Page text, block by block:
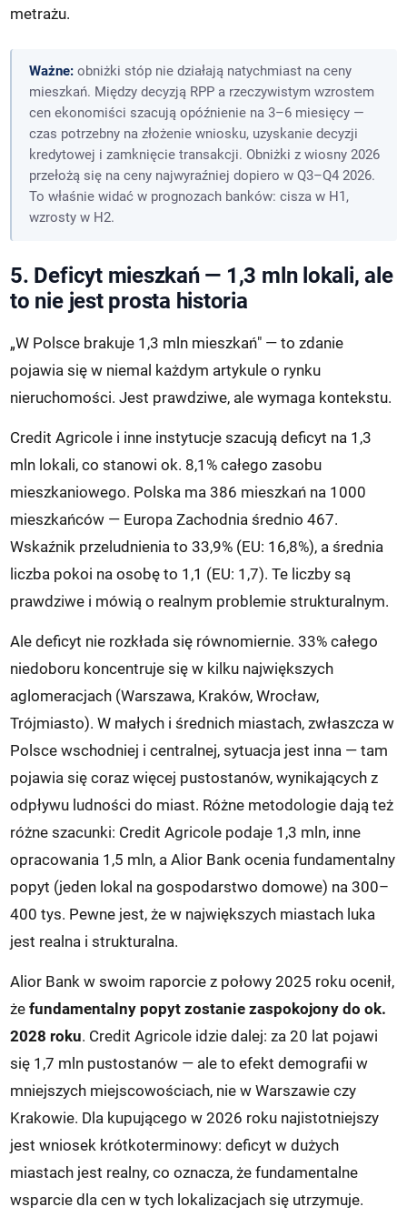
metrażu.
Ważne:obniżki stóp nie działają natychmiast na ceny
mieszkań. Między decyzją RPP a rzeczywistym wzrostem
cen ekonomiści szacują opóźnienie na 3–6 miesięcy —
czas potrzebny na złożenie wniosku, uzyskanie decyzji
kredytowej i zamknięcie transakcji. Obniżki z wiosny 2026
przełożą się na ceny najwyraźniej dopiero w Q3–Q4 2026.
To właśnie widać w prognozach banków: cisza w H1,
wzrosty w H2.
5. Deficyt mieszkań — 1,3 mln lokali, ale
to nie jest prosta historia
„W Polsce brakuje 1,3 mln mieszkań" — to zdanie
pojawia się w niemal każdym artykule o rynku
nieruchomości. Jest prawdziwe, ale wymaga kontekstu.
Credit Agricole i inne instytucje szacują deficyt na 1,3
mln lokali, co stanowi ok. 8,1% całego zasobu
mieszkaniowego. Polska ma 386 mieszkań na 1000
mieszkańców — Europa Zachodnia średnio 467.
Wskaźnik przeludnienia to 33,9% (EU: 16,8%), a średnia
liczba pokoi na osobę to 1,1 (EU: 1,7). Te liczby są
prawdziwe i mówią o realnym problemie strukturalnym.
Ale deficyt nie rozkłada się równomiernie. 33% całego
niedoboru koncentruje się w kilku największych
aglomeracjach (Warszawa, Kraków, Wrocław,
Trójmiasto). W małych i średnich miastach, zwłaszcza w
Polsce wschodniej i centralnej, sytuacja jest inna — tam
pojawia się coraz więcej pustostanów, wynikających z
odpływu ludności do miast. Różne metodologie dają też
różne szacunki: Credit Agricole podaje 1,3 mln, inne
opracowania 1,5 mln, a Alior Bank ocenia fundamentalny
popyt (jeden lokal na gospodarstwo domowe) na 300–
400 tys. Pewne jest, że w największych miastach luka
jest realna i strukturalna.
Alior Bank w swoim raporcie z połowy 2025 roku ocenił,
żefundamentalny popyt zostanie zaspokojony do ok.
2028 roku. Credit Agricole idzie dalej: za 20 lat pojawi
się 1,7 mln pustostanów — ale to efekt demografii w
mniejszych miejscowościach, nie w Warszawie czy
Krakowie. Dla kupującego w 2026 roku najistotniejszy
jest wniosek krótkoterminowy: deficyt w dużych
miastach jest realny, co oznacza, że fundamentalne
wsparcie dla cen w tych lokalizacjach się utrzymuje.